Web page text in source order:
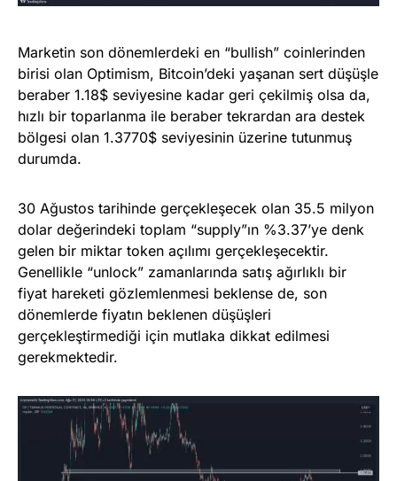
Marketin son dönemlerdeki en “bullish” coinlerinden
birisi olan Optimism, Bitcoin’deki yaşanan sert düşüşle
beraber 1.18$ seviyesine kadar geri çekilmiş olsa da,
hızlı bir toparlanma ile beraber tekrardan ara destek
bölgesi olan 1.3770$ seviyesinin üzerine tutunmuş
durumda.
30 Ağustos tarihinde gerçekleşecek olan 35.5 milyon
dolar değerindeki toplam “supply”ın %3.37’ye denk
gelen bir miktar token açılımı gerçekleşecektir.
Genellikle “unlock” zamanlarında satış ağırlıklı bir
fiyat hareketi gözlemlenmesi beklense de, son
dönemlerde fiyatın beklenen düşüşleri
gerçekleştirmediği için mutlaka dikkat edilmesi
gerekmektedir.